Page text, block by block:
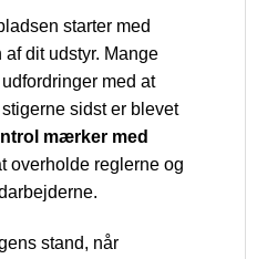
starter med
af dit udstyr. Mange
med at
sidst er blevet
mærker med
overholde reglerne og
stand, når